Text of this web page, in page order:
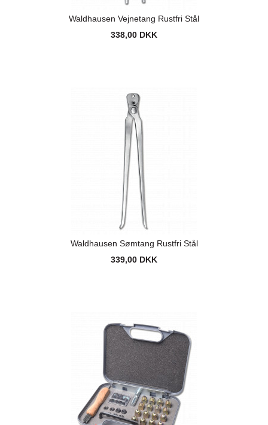
Waldhausen Vejnetang Rustfri Stål
338,00 DKK
Waldhausen Sømtang Rustfri Stål
339,00 DKK